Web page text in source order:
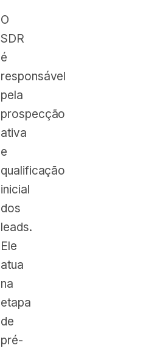
O
SDR
é
responsável
pela
prospecção
ativa
e
qualificação
inicial
dos
leads.
Ele
atua
na
etapa
de
pré-